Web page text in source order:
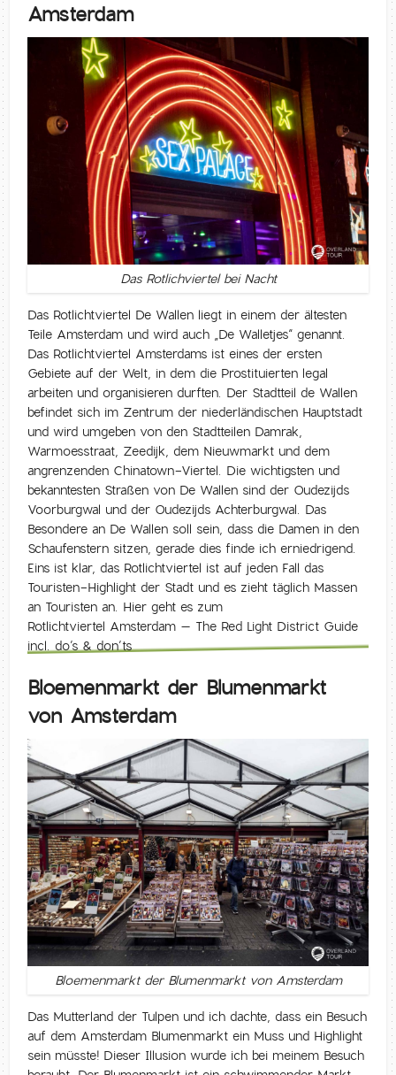
Amsterdam
Das Rotlichviertel bei Nacht
Das Rotlichtviertel De Wallen liegt in einem der ältesten
Teile Amsterdam und wird auch „De Walletjes“ genannt.
Das Rotlichtviertel Amsterdams ist eines der ersten
Gebiete auf der Welt, in dem die Prostituierten legal
arbeiten und organisieren durften. Der Stadtteil de Wallen
befindet sich im Zentrum der niederländischen Hauptstadt
und wird umgeben von den Stadtteilen Damrak,
Warmoesstraat, Zeedijk, dem Nieuwmarkt und dem
angrenzenden Chinatown-Viertel. Die wichtigsten und
bekanntesten Straßen von De Wallen sind der Oudezijds
Voorburgwal und der Oudezijds Achterburgwal. Das
Besondere an De Wallen soll sein, dass die Damen in den
Schaufenstern sitzen, gerade dies finde ich erniedrigend.
Eins ist klar, das Rotlichtviertel ist auf jeden Fall das
Touristen-Highlight der Stadt und es zieht täglich Massen
an Touristen an. Hier geht es zum
Rotlichtviertel Amsterdam – The Red Light District Guide
incl. do’s & don’ts
Bloemenmarkt der Blumenmarkt
von Amsterdam
Bloemenmarkt der Blumenmarkt von Amsterdam
Das Mutterland der Tulpen und ich dachte, dass ein Besuch
auf dem Amsterdam Blumenmarkt ein Muss und Highlight
sein müsste! Dieser Illusion wurde ich bei meinem Besuch